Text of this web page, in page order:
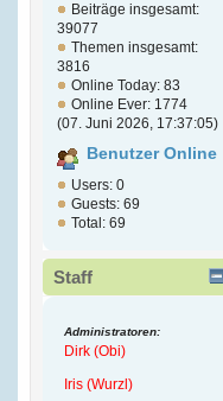
Beiträge insgesamt:
39077
Themen insgesamt:
3816
Online Today: 83
Online Ever: 1774
(07. Juni 2026, 17:37:05)
Benutzer Online
Users: 0
Guests: 69
Total: 69
Staff
Administratoren:
Dirk (Obi)
Iris (Wurzl)